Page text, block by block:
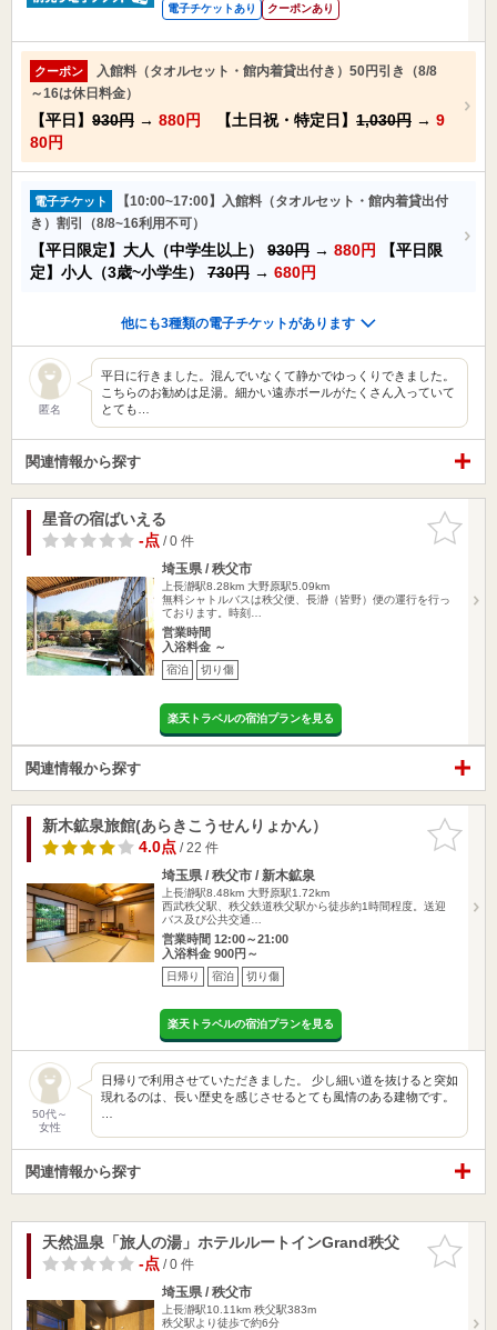
電子チケットあり クーポンあり
クーポン
入館料（タオルセット・館内着貸出付き）50円引き（8/8
～16は休日料金）
【平日】 930円 → 880円 【土日祝・特定日】 1,030円 → 9
80円
電子チケット
【10:00~17:00】入館料（タオルセット・館内着貸出付
き）割引（8/8~16利用不可）
【平日限定】大人（中学生以上） 930円 → 880円
【平日限
定】小人（3歳~小学生） 730円 → 680円
他にも3種類の電子チケットがあります
匿名
平日に行きました。混んでいなくて静かでゆっくりできました。
こちらのお勧めは足湯。細かい遠赤ボールがたくさん入っていて
とても…
関連情報から探す
お気に入
りに追加
星音の宿ばいえる
-点/ 0 件
埼玉県 / 秩父市
上長瀞駅8.28km 大野原駅5.09km
無料シャトルバスは秩父便、長瀞（皆野）便の運行を行っ
ております。時刻…
営業時間
入浴料金 ～
宿泊 切り傷
楽天トラベルの宿泊プランを見る
関連情報から探す
お気に入
りに追加
新木鉱泉旅館(あらきこうせんりょかん）
4.0点/ 22 件
埼玉県 / 秩父市 / 新木鉱泉
上長瀞駅8.48km 大野原駅1.72km
西武秩父駅、秩父鉄道秩父駅から徒歩約1時間程度。送迎
バス及び公共交通…
営業時間 12:00～21:00
入浴料金 900円～
日帰り 宿泊 切り傷
楽天トラベルの宿泊プランを見る
50代～
女性
日帰りで利用させていただきました。 少し細い道を抜けると突如
現れるのは、長い歴史を感じさせるとても風情のある建物です。
関連情報から探す
お気に入
りに追加
天然温泉「旅人の湯」ホテルルートインGrand秩父
-点/ 0 件
埼玉県 / 秩父市
上長瀞駅10.11km 秩父駅383m
秩父駅より徒歩で約6分